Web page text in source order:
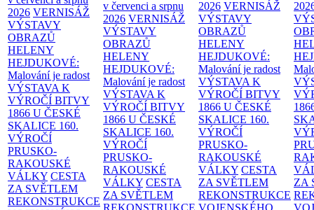
2026 VERNISÁŽ
VÝSTAVY
OBRAZŮ
HELENY
HEJDUKOVÉ:
Malování je radost
VÝSTAVA K
VÝROČÍ BITVY
1866 U ČESKÉ
SKALICE 160.
VÝROČÍ
PRUSKO-
RAKOUSKÉ
VÁLKY CESTA
ZA SVĚTLEM
REKONSTRUKCE
v červenci a srpnu
2026 VERNISÁŽ
VÝSTAVY
OBRAZŮ
HELENY
HEJDUKOVÉ:
Malování je radost
VÝSTAVA K
VÝROČÍ BITVY
1866 U ČESKÉ
SKALICE 160.
VÝROČÍ
PRUSKO-
RAKOUSKÉ
VÁLKY CESTA
ZA SVĚTLEM
REKONSTRUKCE
2026 VERNISÁŽ
VÝSTAVY
OBRAZŮ
HELENY
HEJDUKOVÉ:
Malování je radost
VÝSTAVA K
VÝROČÍ BITVY
1866 U ČESKÉ
SKALICE 160.
VÝROČÍ
PRUSKO-
RAKOUSKÉ
VÁLKY CESTA
ZA SVĚTLEM
REKONSTRUKCE
VOJENSKÉHO
ZA